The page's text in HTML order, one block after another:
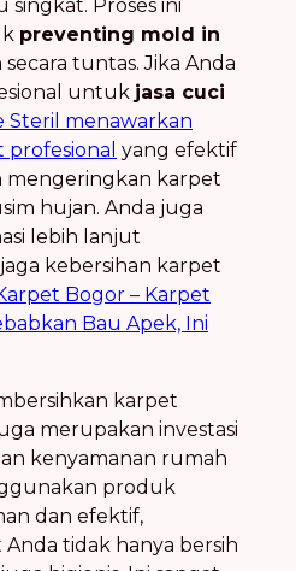
Proses ini
preventing mold in
secara tuntas. Jika Anda
untuk jasa cuci
Steril menawarkan
profesional yang efektif
mengeringkan karpet
hujan. Anda juga
lebih lanjut
kebersihan karpet
Bogor – Karpet
Bau Apek, Ini
karpet
merupakan investasi
kenyamanan rumah
produk
dan efektif,
tidak hanya bersih